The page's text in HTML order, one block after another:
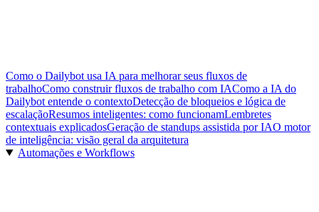
Como o Dailybot usa IA para melhorar seus fluxos de
trabalhoComo construir fluxos de trabalho com IAComo a IA do
Dailybot entende o contextoDetecção de bloqueios e lógica de
escalaçãoResumos inteligentes: como funcionamLembretes
contextuais explicadosGeração de standups assistida por IAO motor
de inteligência: visão geral da arquitetura
Automações e Workflows